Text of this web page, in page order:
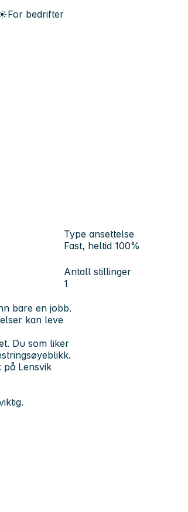
For bedrifter
Type ansettelse
Fast, heltid 100%
Antall stillinger
1
bare en jobb.
kan leve
Du som liker
på Lensvik